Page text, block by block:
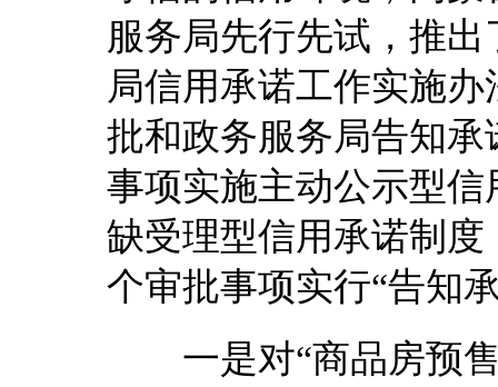
服务局先行先试，推
局信用承诺工作实施
批和政务服务局告知
事项实施主动公示型
缺受理型信用承诺制
个审批事项实行“告知
一是对“商品房预售